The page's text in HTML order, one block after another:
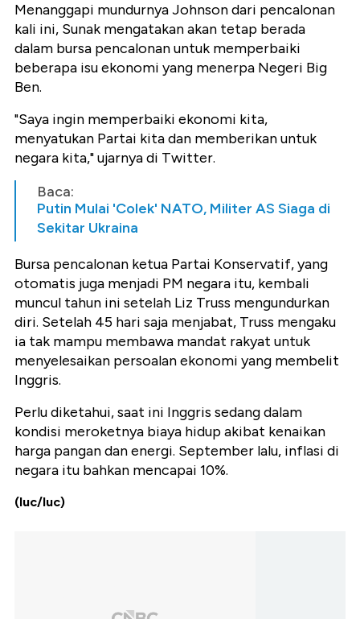
Menanggapi mundurnya Johnson dari pencalonan
kali ini, Sunak mengatakan akan tetap berada
dalam bursa pencalonan untuk memperbaiki
beberapa isu ekonomi yang menerpa Negeri Big
Ben.
"Saya ingin memperbaiki ekonomi kita,
menyatukan Partai kita dan memberikan untuk
negara kita," ujarnya di Twitter.
Baca:
Putin Mulai 'Colek' NATO, Militer AS Siaga di
Sekitar Ukraina
Bursa pencalonan ketua Partai Konservatif, yang
otomatis juga menjadi PM negara itu, kembali
muncul tahun ini setelah Liz Truss mengundurkan
diri. Setelah 45 hari saja menjabat, Truss mengaku
ia tak mampu membawa mandat rakyat untuk
menyelesaikan persoalan ekonomi yang membelit
Inggris.
Perlu diketahui, saat ini Inggris sedang dalam
kondisi meroketnya biaya hidup akibat kenaikan
harga pangan dan energi. September lalu, inflasi di
negara itu bahkan mencapai 10%.
(luc/luc)